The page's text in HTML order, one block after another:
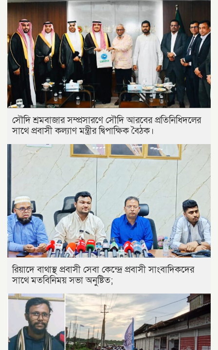
সৌদি শ্রমবাজার সম্প্রসারণে সৌদি আরবের প্রতিনিধিদলের
সাথে প্রবাসী কল্যাণ মন্ত্রীর দ্বিপাক্ষিক বৈঠক।
রিয়াদে বাথাস্থ প্রবাসী সেবা কেন্দ্রে প্রবাসী সাংবাদিকদের
সাথে মতবিনিময় সভা অনুষ্টিত;